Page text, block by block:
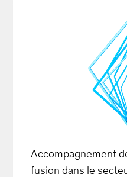
Accompagnement
fusion dans le